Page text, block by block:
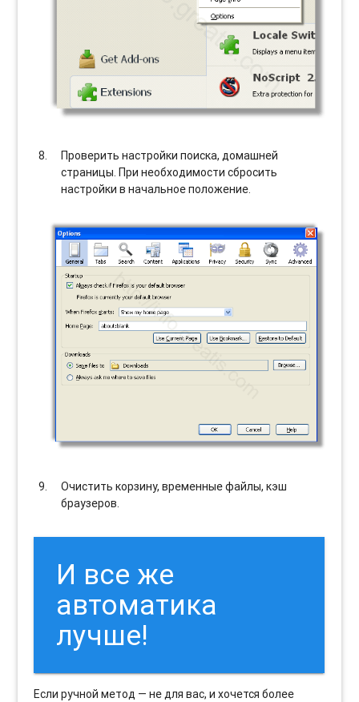
Проверить настройки поиска, домашней
страницы. При необходимости сбросить
настройки в начальное положение.
Очистить корзину, временные файлы, кэш
браузеров.
И все же
автоматика
лучше!
Если ручной метод — не для вас, и хочется более